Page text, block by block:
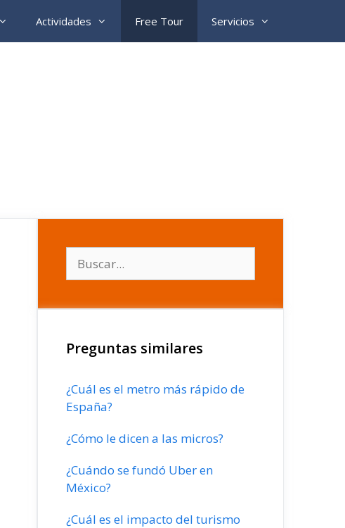
Actividades Free Tour Servicios
Preguntas similares
¿Cuál es el metro más rápido de
España?
¿Cómo le dicen a las micros?
¿Cuándo se fundó Uber en
México?
¿Cuál es el impacto del turismo